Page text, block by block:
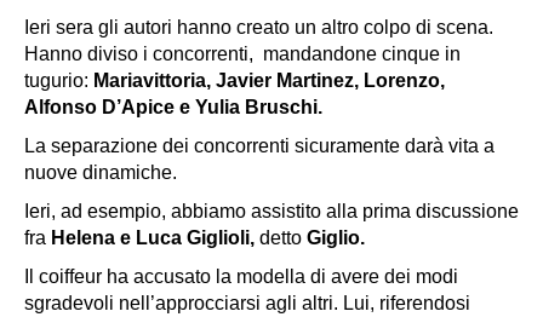
Ieri sera gli autori hanno creato un altro colpo di scena.
Hanno diviso i concorrenti, mandandone cinque in
tugurio: Mariavittoria, Javier Martinez, Lorenzo,
Alfonso D’Apice e Yulia Bruschi.
La separazione dei concorrenti sicuramente darà vita a
nuove dinamiche.
Ieri, ad esempio, abbiamo assistito alla prima discussione
fra Helena e Luca Giglioli, detto Giglio.
Il coiffeur ha accusato la modella di avere dei modi
sgradevoli nell’approcciarsi agli altri. Lui, riferendosi